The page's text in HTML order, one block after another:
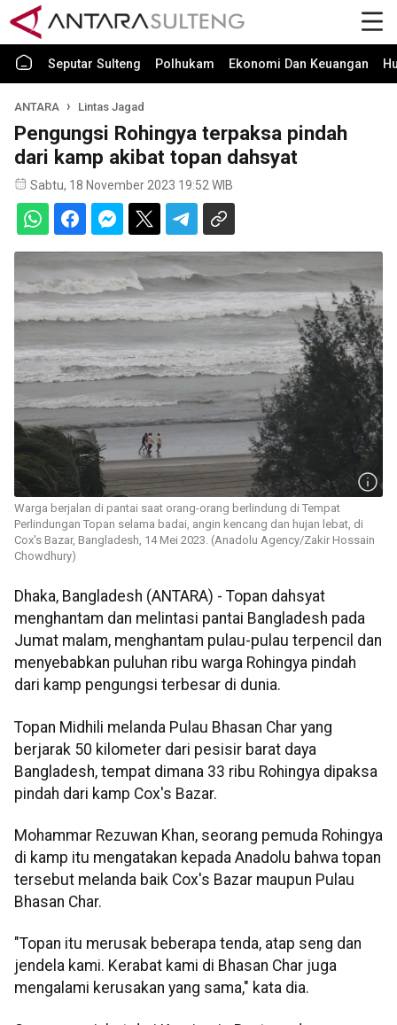
Seputar Sulteng Polhukam Ekonomi Dan Keuangan
ANTARA Lintas Jagad
Pengungsi Rohingya terpaksa pindah
dari kamp akibat topan dahsyat
Sabtu, 18 November 2023 19:52 WIB
Warga berjalan di pantai saat orang-orang berlindung di Tempat
Perlindungan Topan selama badai, angin kencang dan hujan lebat, di
Cox's Bazar, Bangladesh, 14 Mei 2023. (Anadolu Agency/Zakir Hossain
Chowdhury)
Dhaka, Bangladesh (ANTARA) - Topan dahsyat
menghantam dan melintasi pantai Bangladesh pada
Jumat malam, menghantam pulau-pulau terpencil dan
menyebabkan puluhan ribu warga Rohingya pindah
dari kamp pengungsi terbesar di dunia.
Topan Midhili melanda Pulau Bhasan Char yang
berjarak 50 kilometer dari pesisir barat daya
Bangladesh, tempat dimana 33 ribu Rohingya dipaksa
pindah dari kamp Cox's Bazar.
Mohammar Rezuwan Khan, seorang pemuda Rohingya
di kamp itu mengatakan kepada Anadolu bahwa topan
tersebut melanda baik Cox's Bazar maupun Pulau
Bhasan Char.
"Topan itu merusak beberapa tenda, atap seng dan
jendela kami. Kerabat kami di Bhasan Char juga
mengalami kerusakan yang sama," kata dia.